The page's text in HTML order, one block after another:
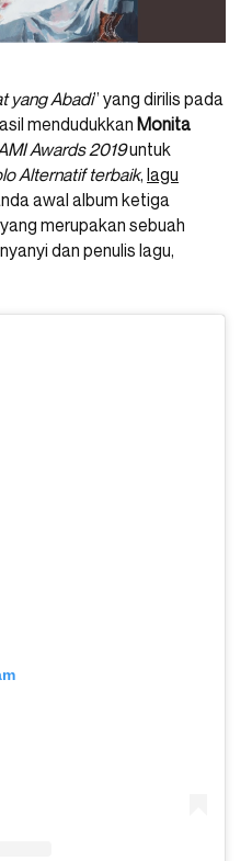
yang Abadi” yang dirilis pada
mendudukkan Monita
Awards 2019untuk
Alternatif terbaik, lagu
awal album ketiga
yang merupakan sebuah
dan penulis lagu,